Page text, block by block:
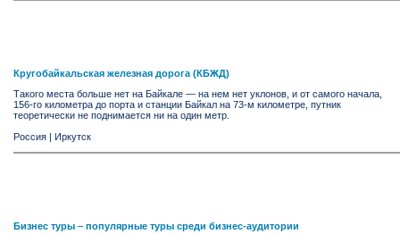
Кругобайкальская железная дорога (КБЖД)
Такого места больше нет на Байкале — на нем нет уклонов, и от самого начала,
156-го километра до порта и станции Байкал на 73-м километре, путник
теоретически не поднимается ни на один метр.
Россия
Иркутск
Бизнес туры – популярные туры среди бизнес-аудитории